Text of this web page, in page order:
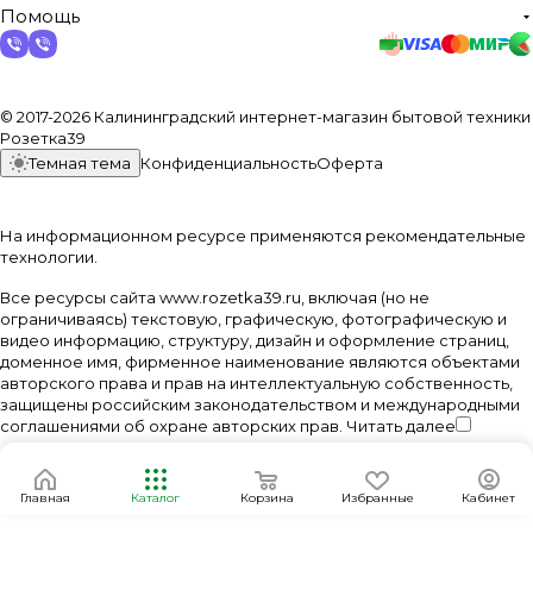
Помощь
© 2017-2026 Калининградский интернет-магазин бытовой техники
Розетка39
Темная тема
КонфиденциальностьОферта
На информационном ресурсе применяются рекомендательные
технологии
Все ресурсы сайта www.rozetka39.ru, включая (но не
ограничиваясь) текстовую, графическую, фотографическую и
видео информацию, структуру, дизайн и оформление страниц,
доменное имя, фирменное наименование являются объектами
авторского права и прав на интеллектуальную собственность,
защищены российским законодательством и международными
соглашениями об охране авторских прав. Читать далее
Главная Каталог Корзина Избранные Кабинет